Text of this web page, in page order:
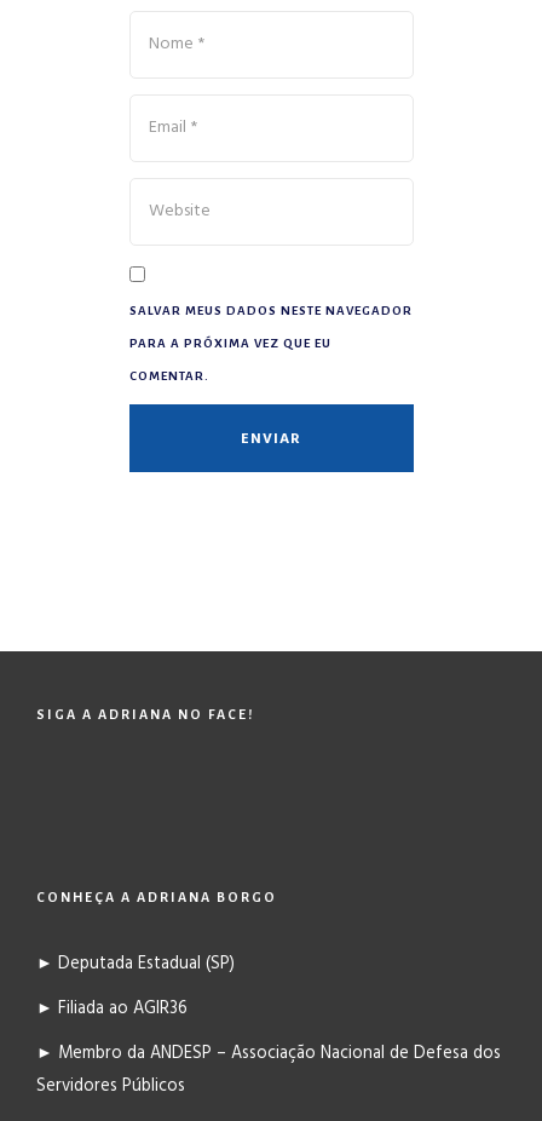
SALVAR MEUS DADOS NESTE NAVEGADOR
PARA A PRÓXIMA VEZ QUE EU
COMENTAR.
SIGA A ADRIANA NO FACE!
CONHEÇA A ADRIANA BORGO
► Deputada Estadual (SP)
► Filiada ao AGIR36
► Membro da ANDESP – Associação Nacional de Defesa dos
Servidores Públicos